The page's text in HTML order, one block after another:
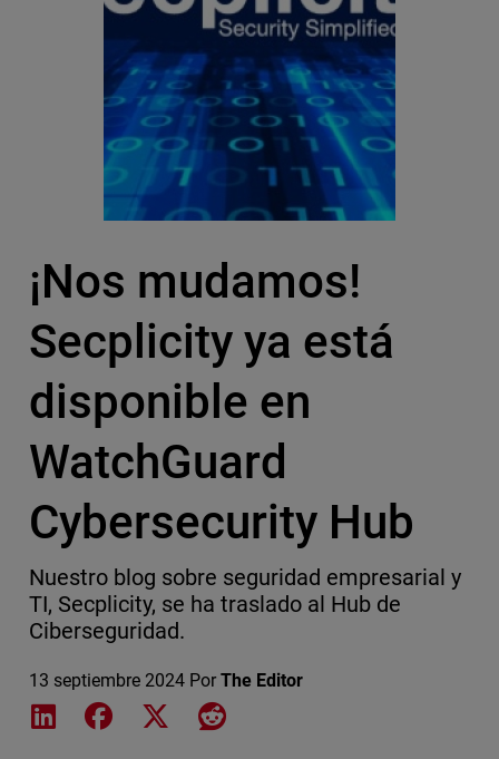
¡Nos mudamos!
Secplicity ya está
disponible en
WatchGuard
Cybersecurity Hub
Nuestro blog sobre seguridad empresarial y
TI, Secplicity, se ha traslado al Hub de
Ciberseguridad.
13 septiembre 2024 Por The Editor
Share on LinkedIn
Share on Facebook
Share on XShare on Reddit